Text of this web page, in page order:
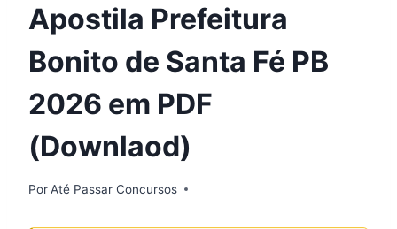
Apostila Prefeitura
Bonito de Santa Fé PB
2026 em PDF
(Downlaod)
PorAté Passar Concursos